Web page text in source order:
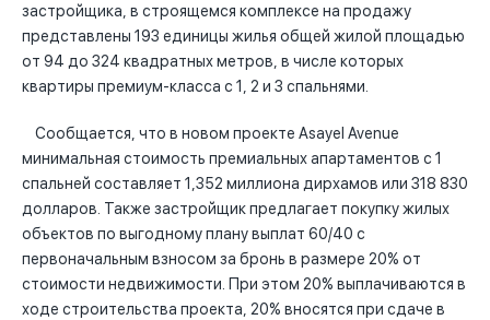
застройщика, в строящемся комплексе на продажу
представлены 193 единицы жилья общей жилой площадью
от 94 до 324 квадратных метров, в числе которых
квартиры премиум-класса с 1, 2 и 3 спальнями.
Сообщается, что в новом проекте Asayel Avenue
минимальная стоимость премиальных апартаментов с 1
спальней составляет 1,352 миллиона дирхамов или 318 830
долларов. Также застройщик предлагает покупку жилых
объектов по выгодному плану выплат 60/40 с
первоначальным взносом за бронь в размере 20% от
стоимости недвижимости. При этом 20% выплачиваются в
ходе строительства проекта, 20% вносятся при сдаче в